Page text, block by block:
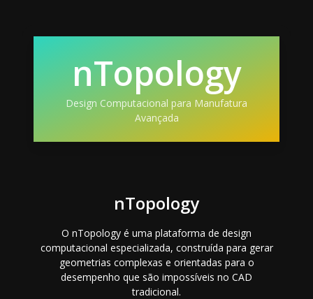
nTopology
Design Computacional para Manufatura
Avançada
nTopology
O nTopology é uma plataforma de design
computacional especializada, construída para gerar
geometrias complexas e orientadas para o
desempenho que são impossíveis no CAD
tradicional.